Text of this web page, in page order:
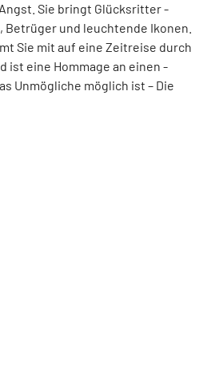
Sie bringt Glücksritter
und leuchtende Ikonen.
Sie mit auf eine Zeit­reise durch
ist eine Hommage an ­einen
Unmögliche ­möglich ist – Die